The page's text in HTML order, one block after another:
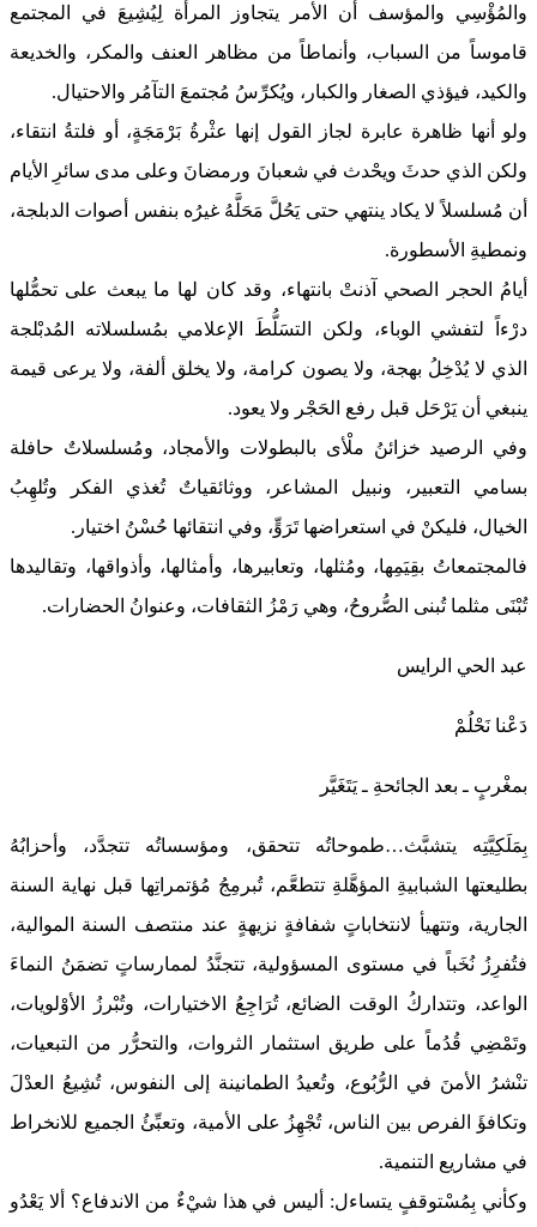
والمُؤْسِي والمؤسف أن الأمر يتجاوز المرأة لِيُشِيعَ في المجتمع
قاموساً من السباب، وأنماطاً من مظاهر العنف والمكر، والخديعة
والكيد، فيؤذي الصغار والكبار، ويُكرِّسُ مُجتمعَ التآمُر والاحتيال.
ولو أنها ظاهرة عابرة لجاز القول إنها عثْرةُ بَرْمَجَةٍ، أو فلتةُ انتقاء،
ولكن الذي حدثَ ويحْدث في شعبانَ ورمضانَ وعلى مدى سائرِ الأيام
أن مُسلسلاً لا يكاد ينتهي حتى يَحُلَّ مَحَلَّهُ غيرُه بنفس أصوات الدبلجة،
ونمطيةِ الأسطورة.
أيامُ الحجر الصحي آذنتْ بانتهاء، وقد كان لها ما يبعث على تحمُّلها
درْءاً لتفشي الوباء، ولكن التسَلُّطَ الإعلامي بمُسلسلاته المُدبْلجة
الذي لا يُدْخِلُ بهجة، ولا يصون كرامة، ولا يخلق ألفة، ولا يرعى قيمة
ينبغي أن يَرْحَل قبل رفع الحَجْر ولا يعود.
وفي الرصيد خزائنُ ملْأى بالبطولات والأمجاد، ومُسلسلاتٌ حافلة
بسامي التعبير، ونبيل المشاعر، ووثائقياتٌ تُغذي الفكر وتُلهِبُ
الخيال، فليكنْ في استعراضها تَرَوٍّ، وفي انتقائها حُسْنُ اختيار.
فالمجتمعاتُ بقِيَمِها، ومُثلها، وتعابيرها، وأمثالها، وأذواقها، وتقاليدها
تُبْنَى مثلما تُبنى الصُّروحُ، وهي رَمْزُ الثقافات، وعنوانُ الحضارات.
عبد الحي الرايس
دَعْنا نَحْلُمْ
بمغْربٍ ـ بعد الجائحةِ ـ يَتَغَيَّر
بِمَلَكِيَّتِه يتشبَّث…طموحاتُه تتحقق، ومؤسساتُه تتجدَّد، وأحزابُهُ
بطليعتها الشبابيةِ المؤهَّلةِ تتطعَّم، تُبرمِجُ مُؤتمراتِها قبل نهاية السنة
الجارية، وتتهيأ لانتخاباتٍ شفافةٍ نزيهةٍ عند منتصف السنة الموالية،
فتُفرِزُ نُخَباً في مستوى المسؤولية، تتجنَّدُ لممارساتٍ تضمَنُ النماءَ
الواعد، وتتداركُ الوقت الضائع، تُرَاجِعُ الاختيارات، وتُبْرزُ الأوْلويات،
وتَمْضِي قُدُماً على طريق استثمار الثروات، والتحرُّر من التبعيات،
تنْشرُ الأمنَ في الرُّبُوع، وتُعيدُ الطمانينة إلى النفوس، تُشِيعُ العدْلَ
وتكافؤَ الفرص بين الناس، تُجْهِزُ على الأمية، وتعبِّئُ الجميع للانخراط
في مشاريع التنمية.
وكأني بِمُسْتوقفٍ يتساءل: أليس في هذا شيْءٌ من الاندفاع؟ ألا يَعْدُو